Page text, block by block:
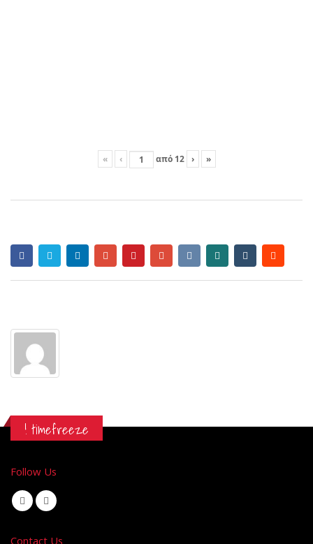
« ‹ από 12 › »
! timefreeze
Follow Us
Contact Us